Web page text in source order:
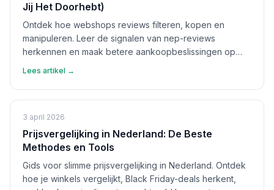
Jij Het Doorhebt)
Ontdek hoe webshops reviews filteren, kopen en
manipuleren. Leer de signalen van nep-reviews
herkennen en maak betere aankoopbeslissingen op
Lees artikel →
3 april 2026
Prijsvergelijking in Nederland: De Beste
Methodes en Tools
Gids voor slimme prijsvergelijking in Nederland. Ontdek
hoe je winkels vergelijkt, Black Friday-deals herkent,